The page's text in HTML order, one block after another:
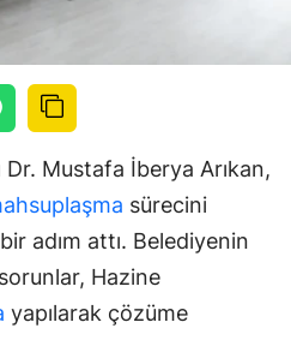
Dr. Mustafa İberya Arıkan,
sürecini
adım attı. Belediyenin
Hazine
yapılarak çözüme